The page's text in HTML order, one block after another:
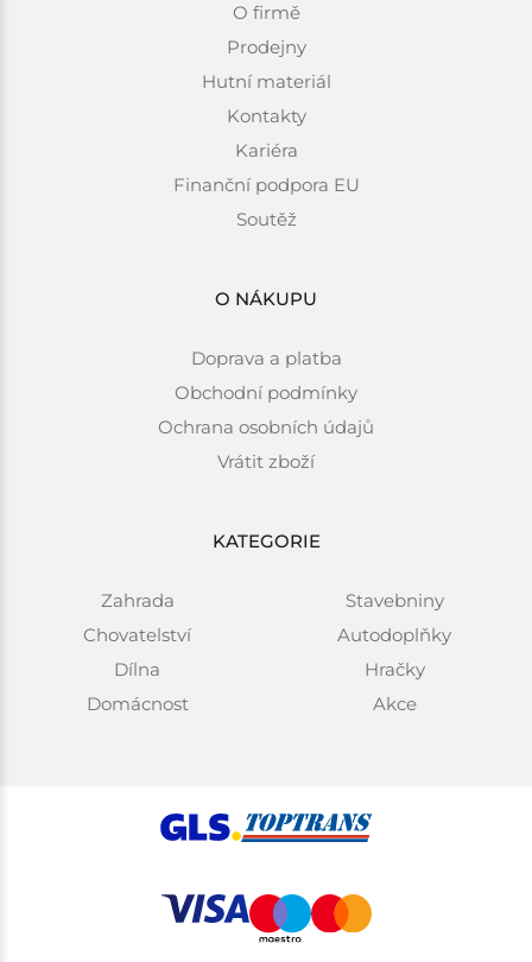
O firmě
Prodejny
Hutní materiál
Kontakty
Kariéra
Finanční podpora EU
Soutěž
O NÁKUPU
Doprava a platba
Obchodní podmínky
Ochrana osobních údajů
Vrátit zboží
KATEGORIE
Zahrada
Chovatelství
Dílna
Domácnost
Stavebniny
Autodoplňky
Hračky
Akce